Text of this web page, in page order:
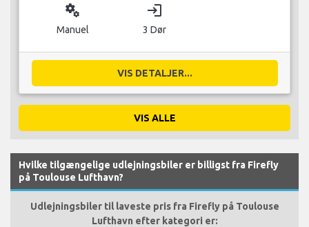
miscellaneous_services
Manuel
login
3 Dør
VIS DETALJER...
VIS ALLE
Hvilke tilgængelige udlejningsbiler er billigst fra Firefly
på Toulouse Lufthavn?
Udlejningsbiler til laveste pris fra Firefly på Toulouse
Lufthavn efter kategori er: